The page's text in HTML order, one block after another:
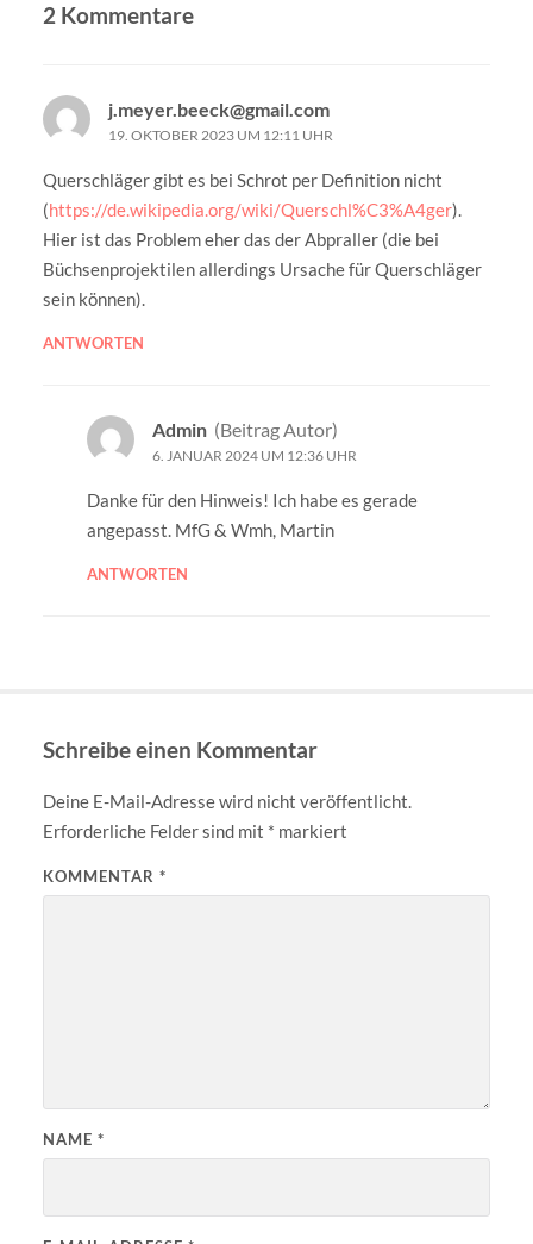
2 Kommentare
j.meyer.beeck@gmail.com
19. OKTOBER 2023 UM 12:11 UHR
Querschläger gibt es bei Schrot per Definition nicht
(https://de.wikipedia.org/wiki/Querschl%C3%A4ger).
Hier ist das Problem eher das der Abpraller (die bei
Büchsenprojektilen allerdings Ursache für Querschläger
sein können).
ANTWORTEN
Admin (Beitrag Autor)
6. JANUAR 2024 UM 12:36 UHR
Danke für den Hinweis! Ich habe es gerade
angepasst. MfG & Wmh, Martin
ANTWORTEN
Schreibe einen Kommentar
Deine E-Mail-Adresse wird nicht veröffentlicht.
Erforderliche Felder sind mit * markiert
KOMMENTAR *
NAME *